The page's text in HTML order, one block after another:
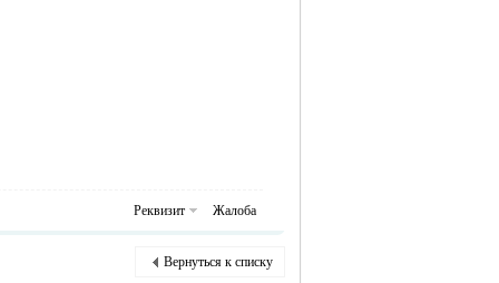
Реквизит Жалоба
Вернуться к списку